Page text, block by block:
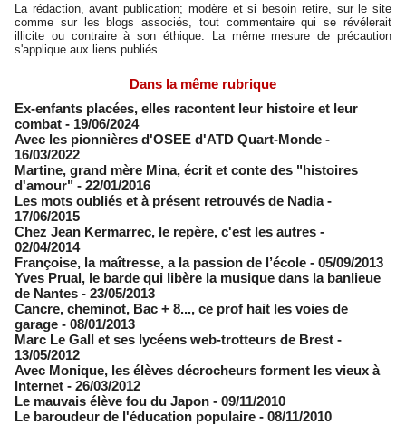
La rédaction, avant publication; modère et si besoin retire, sur le site
comme sur les blogs associés, tout commentaire qui se révélerait
illicite ou contraire à son éthique. La même mesure de précaution
s'applique aux liens publiés.
Dans la même rubrique
Ex-enfants placées, elles racontent leur histoire et leur
combat - 19/06/2024
Avec les pionnières d'OSEE d'ATD Quart-Monde -
16/03/2022
Martine, grand mère Mina, écrit et conte des "histoires
d'amour" - 22/01/2016
Les mots oubliés et à présent retrouvés de Nadia -
17/06/2015
Chez Jean Kermarrec, le repère, c'est les autres -
02/04/2014
Françoise, la maîtresse, a la passion de l’école - 05/09/2013
Yves Prual, le barde qui libère la musique dans la banlieue
de Nantes - 23/05/2013
Cancre, cheminot, Bac + 8..., ce prof hait les voies de
garage - 08/01/2013
Marc Le Gall et ses lycéens web-trotteurs de Brest -
13/05/2012
Avec Monique, les élèves décrocheurs forment les vieux à
Internet - 26/03/2012
Le mauvais élève fou du Japon - 09/11/2010
Le baroudeur de l'éducation populaire - 08/11/2010